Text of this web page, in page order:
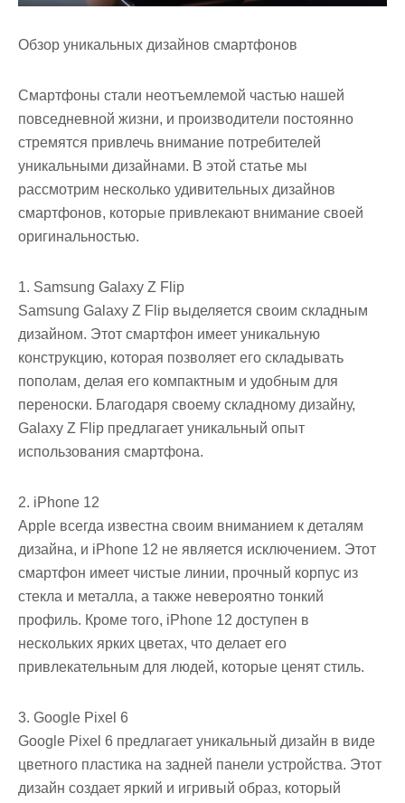
Обзор уникальных дизайнов смартфонов
Смартфоны стали неотъемлемой частью нашей
повседневной жизни, и производители постоянно
стремятся привлечь внимание потребителей
уникальными дизайнами. В этой статье мы
рассмотрим несколько удивительных дизайнов
смартфонов, которые привлекают внимание своей
оригинальностью.
1. Samsung Galaxy Z Flip
Samsung Galaxy Z Flip выделяется своим складным
дизайном. Этот смартфон имеет уникальную
конструкцию, которая позволяет его складывать
пополам, делая его компактным и удобным для
переноски. Благодаря своему складному дизайну,
Galaxy Z Flip предлагает уникальный опыт
использования смартфона.
2. iPhone 12
Apple всегда известна своим вниманием к деталям
дизайна, и iPhone 12 не является исключением. Этот
смартфон имеет чистые линии, прочный корпус из
стекла и металла, а также невероятно тонкий
профиль. Кроме того, iPhone 12 доступен в
нескольких ярких цветах, что делает его
привлекательным для людей, которые ценят стиль.
3. Google Pixel 6
Google Pixel 6 предлагает уникальный дизайн в виде
цветного пластика на задней панели устройства. Этот
дизайн создает яркий и игривый образ, который